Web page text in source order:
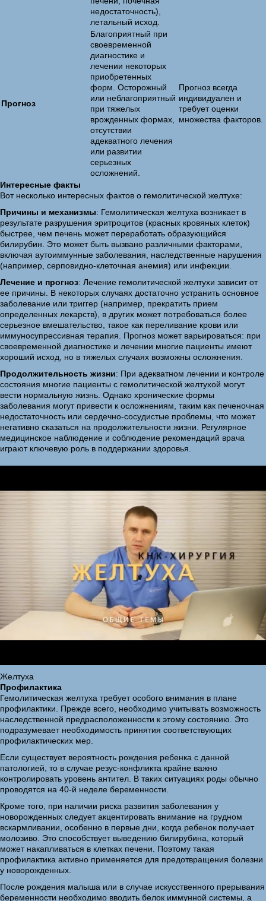
недостаточность),
летальный исход.
Прогноз
Благоприятный при
своевременной
диагностике и
лечении некоторых
приобретенных
форм. Осторожный
или неблагоприятный
при тяжелых
врожденных формах,
отсутствии
адекватного лечения
или развитии
серьезных
осложнений.
Прогноз всегда
индивидуален и
требует оценки
множества факторов.
Интересные факты
Вот несколько интересных фактов о гемолитической желтухе:
Причины и механизмы: Гемолитическая желтуха возникает в
результате разрушения эритроцитов (красных кровяных клеток)
быстрее, чем печень может переработать образующийся
билирубин. Это может быть вызвано различными факторами,
включая аутоиммунные заболевания, наследственные нарушения
(например, серповидно-клеточная анемия) или инфекции.
Лечение и прогноз: Лечение гемолитической желтухи зависит от
ее причины. В некоторых случаях достаточно устранить основное
заболевание или триггер (например, прекратить прием
определенных лекарств), в других может потребоваться более
серьезное вмешательство, такое как переливание крови или
иммуносупрессивная терапия. Прогноз может варьироваться: при
своевременной диагностике и лечении многие пациенты имеют
хороший исход, но в тяжелых случаях возможны осложнения.
Продолжительность жизни: При адекватном лечении и контроле
состояния многие пациенты с гемолитической желтухой могут
вести нормальную жизнь. Однако хронические формы
заболевания могут привести к осложнениям, таким как печеночная
недостаточность или сердечно-сосудистые проблемы, что может
негативно сказаться на продолжительности жизни. Регулярное
медицинское наблюдение и соблюдение рекомендаций врача
играют ключевую роль в поддержании здоровья.
Желтуха
Профилактика
Гемолитическая желтуха требует особого внимания в плане
профилактики. Прежде всего, необходимо учитывать возможность
наследственной предрасположенности к этому состоянию. Это
подразумевает необходимость принятия соответствующих
профилактических мер.
Если существует вероятность рождения ребенка с данной
патологией, то в случае резус-конфликта крайне важно
контролировать уровень антител. В таких ситуациях роды обычно
проводятся на 40-й неделе беременности.
Кроме того, при наличии риска развития заболевания у
новорожденных следует акцентировать внимание на грудном
вскармливании, особенно в первые дни, когда ребенок получает
молозиво. Это способствует выведению билирубина, который
может накапливаться в клетках печени. Поэтому такая
профилактика активно применяется для предотвращения болезни
у новорожденных.
После рождения малыша или в случае искусственного прерывания
беременности необходимо вводить белок иммунной системы, а